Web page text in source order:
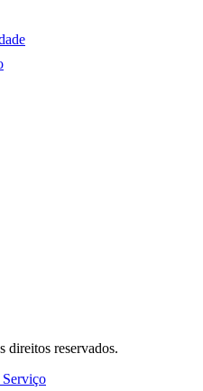
direitos reservados.
Serviço